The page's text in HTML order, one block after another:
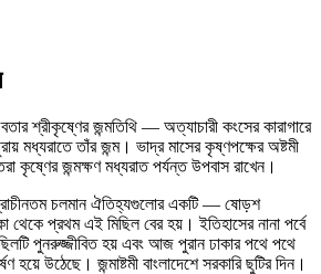
শ্রীকৃষ্ণের জন্মতিথি — অত্যাচারী কংসের কারাগারে
মধ্যরাতে তাঁর জন্ম। ভাদ্র মাসের কৃষ্ণপক্ষের অষ্টমী
কৃষ্ণের জন্মক্ষণ মধ্যরাত পর্যন্ত উপবাস রাখেন।
প্রাচীনতম চলমান ঐতিহ্যগুলোর একটি — ষোড়শ
থেকে প্রথম এই মিছিল বের হয়। ইতিহাসের নানা পর্বে
পুনরুজ্জীবিত হয় এবং আজ পুরান ঢাকার পথে পথে
উঠেছে। জন্মাষ্টমী বাংলাদেশে সরকারি ছুটির দিন।